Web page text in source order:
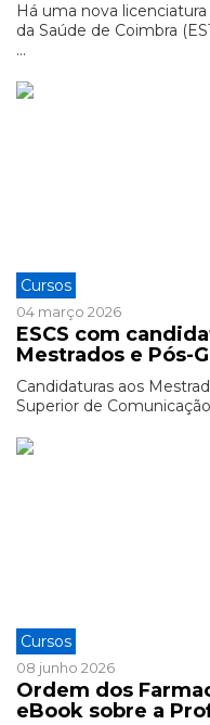
Há uma nova
da Saúde de Coimbra
...
Cursos
04 março 2026
ESCS com
Mestrados e Pós-
Candidaturas aos
Superior de
Cursos
08 junho 2026
Ordem dos
eBook sobre a